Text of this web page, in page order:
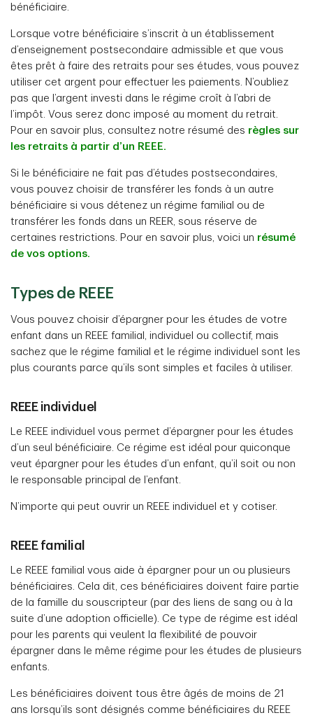
bénéficiaire.
Lorsque votre bénéficiaire s’inscrit à un établissement
d’enseignement postsecondaire admissible et que vous
êtes prêt à faire des retraits pour ses études, vous pouvez
utiliser cet argent pour effectuer les paiements. N’oubliez
pas que l’argent investi dans le régime croît à l’abri de
l’impôt. Vous serez donc imposé au moment du retrait.
Pour en savoir plus, consultez notre résumé des règles sur
les retraits à partir d’un REEE.
Si le bénéficiaire ne fait pas d’études postsecondaires,
vous pouvez choisir de transférer les fonds à un autre
bénéficiaire si vous détenez un régime familial ou de
transférer les fonds dans un REER, sous réserve de
certaines restrictions. Pour en savoir plus, voici un résumé
de vos options.
Types de REEE
Vous pouvez choisir d’épargner pour les études de votre
enfant dans un REEE familial, individuel ou collectif, mais
sachez que le régime familial et le régime individuel sont les
plus courants parce qu’ils sont simples et faciles à utiliser.
REEE individuel
Le REEE individuel vous permet d’épargner pour les études
d’un seul bénéficiaire. Ce régime est idéal pour quiconque
veut épargner pour les études d’un enfant, qu’il soit ou non
le responsable principal de l’enfant.
N’importe qui peut ouvrir un REEE individuel et y cotiser.
REEE familial
Le REEE familial vous aide à épargner pour un ou plusieurs
bénéficiaires. Cela dit, ces bénéficiaires doivent faire partie
de la famille du souscripteur (par des liens de sang ou à la
suite d’une adoption officielle). Ce type de régime est idéal
pour les parents qui veulent la flexibilité de pouvoir
épargner dans le même régime pour les études de plusieurs
enfants.
Les bénéficiaires doivent tous être âgés de moins de 21
ans lorsqu’ils sont désignés comme bénéficiaires du REEE